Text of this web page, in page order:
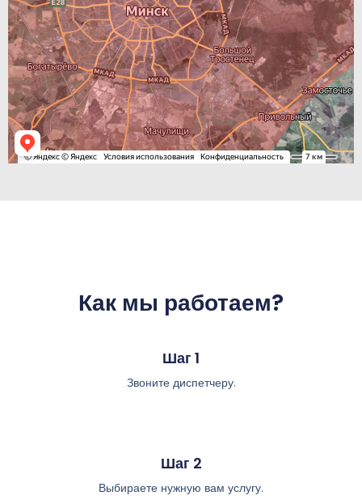
Как мы работаем?
Шаг 1
Звоните диспетчеру.
Шаг 2
Выбираете нужную вам услугу.